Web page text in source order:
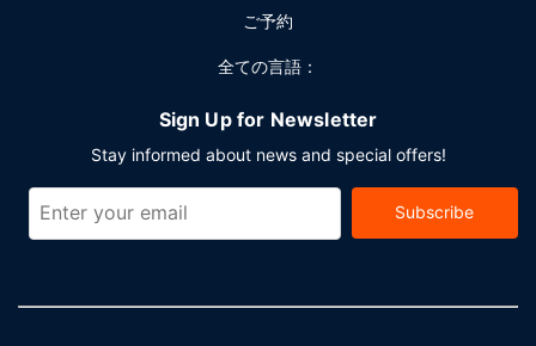
ご予約
全ての言語：
Sign Up for Newsletter
Stay informed about news and special offers!
Subscribe